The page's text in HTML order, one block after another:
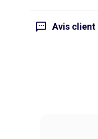
Avis client